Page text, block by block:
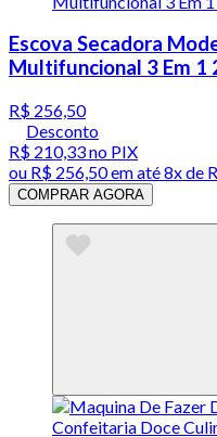
Escova Secadora
Multifuncional 3 Em 1
R$ 256,50
Desconto
R$ 210,33no PIX
ou R$ 256,50em até8x de
COMPRAR AGORA